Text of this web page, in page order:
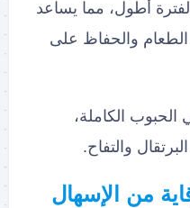
لفترة أطول، مما يساعد
والحفاظ على
الحبوب الكاملة،
والتفاح.
من الإسهال